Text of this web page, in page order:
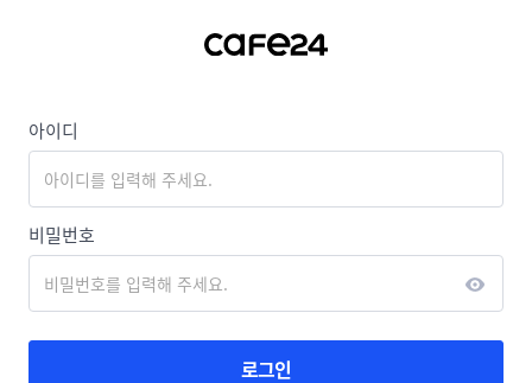
아이디
비밀번호
로그인